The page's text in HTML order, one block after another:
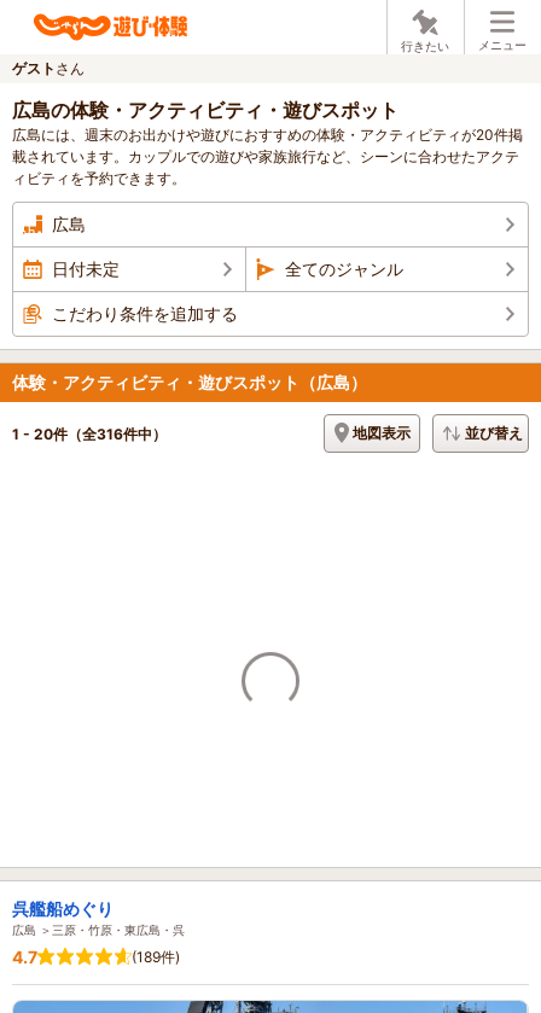
行きたい メニュー
ゲスト さん
広島の体験・アクティビティ・遊びスポット
広島には、週末のお出かけや遊びにおすすめの体験・アクティビティが20件掲
載されています。カップルでの遊びや家族旅行など、シーンに合わせたアクテ
ィビティを予約できます。
広島
日付未定 全てのジャンル
こだわり条件を追加する
体験・アクティビティ・遊びスポット（広島）
1 - 20件（全316件中） 地図表示 並び替え
呉艦船めぐり
広島 ＞三原・竹原・東広島・呉
4.7 (189件)